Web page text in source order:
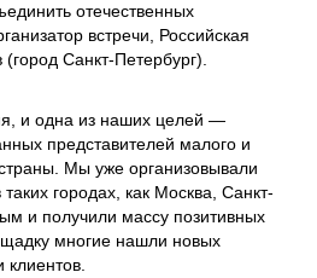
отечественных
встречи, Российская
Санкт-Петербург).
и одна из наших целей —
представителей малого и
Мы уже организовывали
городах, как Москва, Санкт-
и получили массу позитивных
многие нашли новых